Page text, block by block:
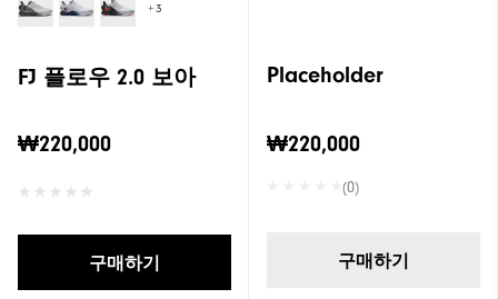
+3
FJ 플로우 2.0 보아
₩220,000
구매하기
Placeholder
₩220,000
(0)
구매하기